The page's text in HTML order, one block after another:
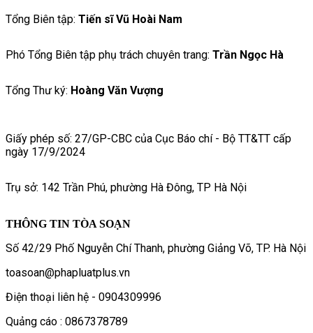
Tổng Biên tập: Tiến sĩ Vũ Hoài Nam
Phó Tổng Biên tập phụ trách chuyên trang: Trần Ngọc Hà
Tổng Thư ký: Hoàng Văn Vượng
Giấy phép số: 27/GP-CBC của Cục Báo chí - Bộ TT&TT cấp
ngày 17/9/2024
Trụ sở: 142 Trần Phú, phường Hà Đông, TP Hà Nội
THÔNG TIN TÒA SOẠN
Số 42/29 Phố Nguyễn Chí Thanh, phường Giảng Võ, TP. Hà Nội
toasoan@phapluatplus.vn
Điện thoại liên hệ - 0904309996
Quảng cáo : 0867378789